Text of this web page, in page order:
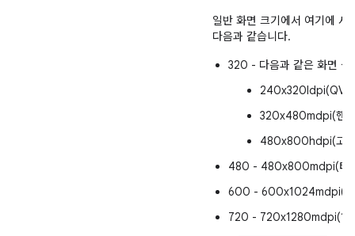
일반 화면 크기에서 여기에 사
다음과 같습니다.
320 - 다음과 같은 화면 설
320x480mdpi(핸
480x800hdpi(고
480 - 480x800mdpi(태
600 - 600x1024mdpi(7
720 - 720x1280mdpi(10